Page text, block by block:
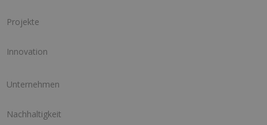
Projekte
Innovation
Unternehmen
Nachhaltigkeit